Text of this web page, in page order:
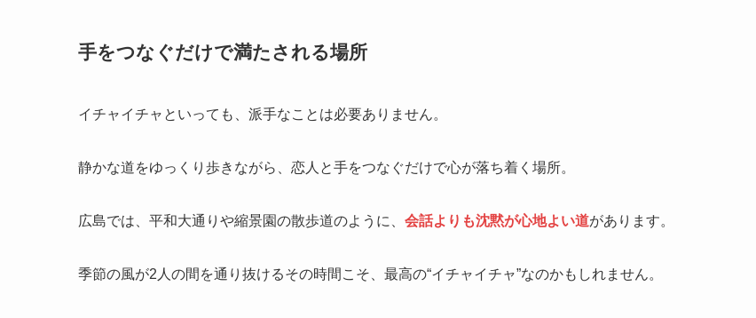
手をつなぐだけで満たされる場所
イチャイチャといっても、派手なことは必要ありません。
静かな道をゆっくり歩きながら、恋人と手をつなぐだけで心が落ち着く場所。
広島では、平和大通りや縮景園の散歩道のように、 会話よりも沈黙が心地よい道があります。
季節の風が2人の間を通り抜けるその時間こそ、最高の“イチャイチャ”なのかもしれません。